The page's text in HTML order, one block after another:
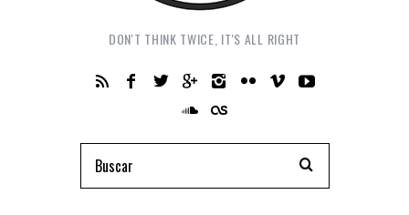
DON'T THINK TWICE, IT'S ALL RIGHT